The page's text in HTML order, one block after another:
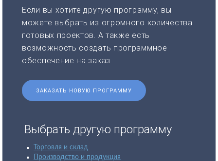
Если вы хотите другую программу, вы
можете выбрать из огромного количества
готовых проектов. А также есть
возможность создать программное
обеспечение на заказ.
ЗАКАЗАТЬ НОВУЮ ПРОГРАММУ
Выбрать другую программу
Торговля и склад
Производство и продукция